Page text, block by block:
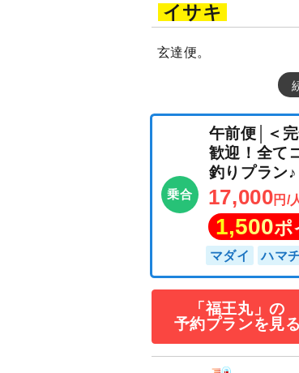
イサキ
玄達便。
乗合
午前便│
歓迎！
釣りプ
17,000
1,500
マダイ
「福王丸」の
予約プランを見る